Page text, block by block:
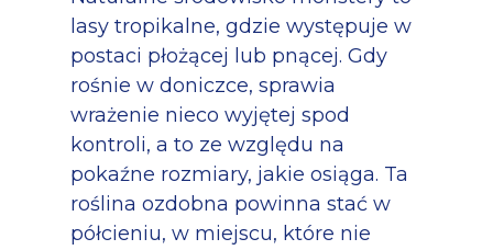
lasy tropikalne, gdzie występuje w
postaci płożącej lub pnącej. Gdy
rośnie w doniczce, sprawia
wrażenie nieco wyjętej spod
kontroli, a to ze względu na
pokaźne rozmiary, jakie osiąga. Ta
roślina ozdobna powinna stać w
półcieniu, w miejscu, które nie